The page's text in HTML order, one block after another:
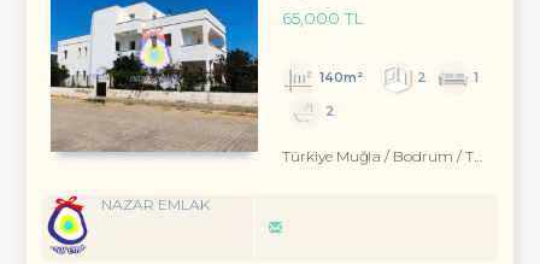
65,000 TL
140m² 2
1
2
Türkiye Muğla / Bodrum / Turgutreis
NAZAR EMLAK